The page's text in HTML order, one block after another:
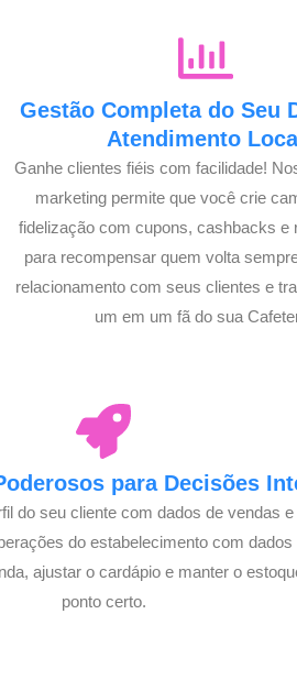
Gestão Completa do Seu
Atendimento
Ganhe clientes fiéis com facilidade!
marketing permite que você crie
fidelização com cupons, cashbacks e
para recompensar quem volta
relacionamento com seus clientes e
um em um fã do sua
para Decisões
do seu cliente com dados de vendas e
do estabelecimento com dados
ajustar o cardápio e manter o
ponto certo.